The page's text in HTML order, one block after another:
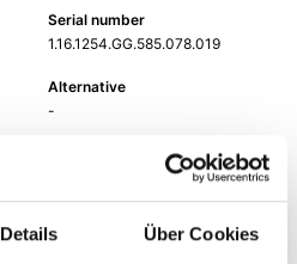
Details Über Cookies
Serial number
1.16.1254.GG.585.078.019
Alternative
-
Perle